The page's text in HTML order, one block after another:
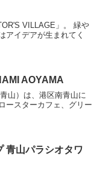
VILLAGE」。 緑や
アイデアが生まれてく
AOYAMA
山）は、港区南青山に
ースターカフェ、グリー
青山パラシオタワ